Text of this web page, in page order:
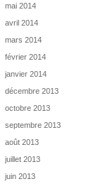
mai 2014
avril 2014
mars 2014
février 2014
janvier 2014
décembre 2013
octobre 2013
septembre 2013
août 2013
juillet 2013
juin 2013